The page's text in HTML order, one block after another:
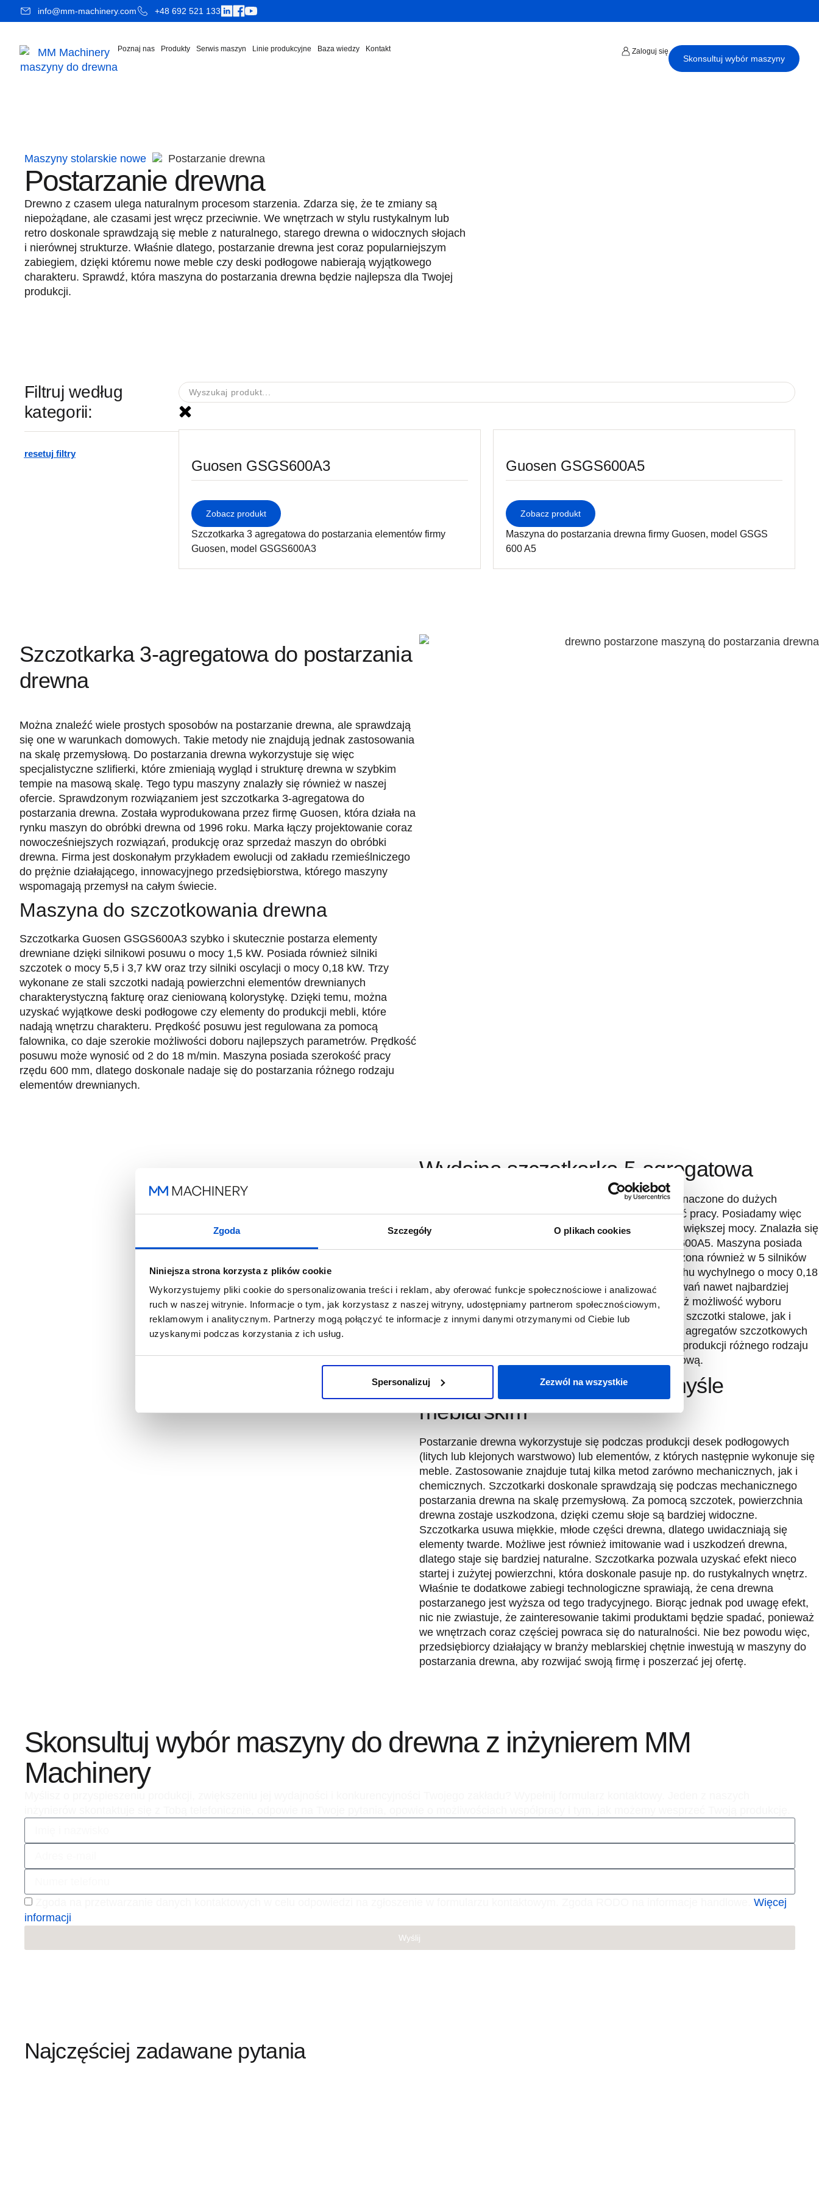
Zgoda Szczegóły O plikach cookies
Niniejsza strona korzysta z plików cookie
Wykorzystujemy pliki cookie do spersonalizowania treści i reklam, aby oferować funkcje społecznościowe i analizować
ruch w naszej witrynie. Informacje o tym, jak korzystasz z naszej witryny, udostępniamy partnerom społecznościowym,
reklamowym i analitycznym. Partnerzy mogą połączyć te informacje z innymi danymi otrzymanymi od Ciebie lub
uzyskanymi podczas korzystania z ich usług.
Spersonalizuj Zezwól na wszystkie
info@mm-machinery.com +48 692 521 133
Poznaj nas Produkty Serwis maszyn Linie produkcyjne Baza wiedzy Kontakt Zaloguj się
Skonsultuj wybór maszyny
Maszyny stolarskie nowe Postarzanie drewna
Postarzanie drewna
Drewno z czasem ulega naturalnym procesom starzenia. Zdarza się, że te zmiany są
niepożądane, ale czasami jest wręcz przeciwnie. We wnętrzach w stylu rustykalnym lub
retro doskonale sprawdzają się meble z naturalnego, starego drewna o widocznych słojach
i nierównej strukturze. Właśnie dlatego, postarzanie drewna jest coraz popularniejszym
zabiegiem, dzięki któremu nowe meble czy deski podłogowe nabierają wyjątkowego
charakteru. Sprawdź, która maszyna do postarzania drewna będzie najlepsza dla Twojej
produkcji.
Filtruj według
kategorii:
resetuj filtry
Guosen GSGS600A3
Zobacz produkt
Szczotkarka 3 agregatowa do postarzania elementów firmy
Guosen, model GSGS600A3
Guosen GSGS600A5
Zobacz produkt
Maszyna do postarzania drewna firmy Guosen, model GSGS
600 A5
Szczotkarka 3-agregatowa do postarzania
drewna
Można znaleźć wiele prostych sposobów na postarzanie drewna, ale sprawdzają
się one w warunkach domowych. Takie metody nie znajdują jednak zastosowania
na skalę przemysłową. Do postarzania drewna wykorzystuje się więc
specjalistyczne szlifierki, które zmieniają wygląd i strukturę drewna w szybkim
tempie na masową skalę. Tego typu maszyny znalazły się również w naszej
ofercie. Sprawdzonym rozwiązaniem jest szczotkarka 3-agregatowa do
postarzania drewna. Została wyprodukowana przez firmę Guosen, która działa na
rynku maszyn do obróbki drewna od 1996 roku. Marka łączy projektowanie coraz
nowocześniejszych rozwiązań, produkcję oraz sprzedaż maszyn do obróbki
drewna. Firma jest doskonałym przykładem ewolucji od zakładu rzemieślniczego
do prężnie działającego, innowacyjnego przedsiębiorstwa, którego maszyny
wspomagają przemysł na całym świecie.
Maszyna do szczotkowania drewna
Szczotkarka Guosen GSGS600A3 szybko i skutecznie postarza elementy
drewniane dzięki silnikowi posuwu o mocy 1,5 kW. Posiada również silniki
szczotek o mocy 5,5 i 3,7 kW oraz trzy silniki oscylacji o mocy 0,18 kW. Trzy
wykonane ze stali szczotki nadają powierzchni elementów drewnianych
charakterystyczną fakturę oraz cieniowaną kolorystykę. Dzięki temu, można
uzyskać wyjątkowe deski podłogowe czy elementy do produkcji mebli, które
nadają wnętrzu charakteru. Prędkość posuwu jest regulowana za pomocą
falownika, co daje szerokie możliwości doboru najlepszych parametrów. Prędkość
posuwu może wynosić od 2 do 18 m/min. Maszyna posiada szerokość pracy
rzędu 600 mm, dlatego doskonale nadaje się do postarzania różnego rodzaju
elementów drewnianych.
Wydajna szczotkarka 5-agregatowa
W naszej ofercie umieściliśmy również maszyny przeznaczone do dużych
zakładów, w których wymagana jest wysoka wydajność pracy. Posiadamy więc
różnego rodzaju maszyny marki Guosen, również te o większej mocy. Znalazła się
wśród nich szczotkarka 5-agregatowa Guosen GSGS600A5. Maszyna posiada
silnik posuwu o większej mocy: 4 kW. Została wyposażona również w 5 silników
wrzecion o mocy 7,5 lub 5,5 kW oraz 5 silników do ruchu wychylnego o mocy 0,18
kW. Szczotkarka została więc dostosowana do oczekiwań nawet najbardziej
wymagających klientów. Dużym udogodnieniem jest też możliwość wyboru
szczotek. Do dyspozycji pozostają zarówno tradycyjne szczotki stalowe, jak i
szlifujące, polerujące, czyszczące czy andalon/tylex. 5 agregatów szczotkowych
sprawia, że szczotkarka doskonale sprawdza się przy produkcji różnego rodzaju
elementów z postarzanego drewna na skalę przemysłową.
Postarzane drewno w przemyśle
meblarskim
Postarzanie drewna wykorzystuje się podczas produkcji desek podłogowych
(litych lub klejonych warstwowo) lub elementów, z których następnie wykonuje się
meble. Zastosowanie znajduje tutaj kilka metod zarówno mechanicznych, jak i
chemicznych. Szczotkarki doskonale sprawdzają się podczas mechanicznego
postarzania drewna na skalę przemysłową. Za pomocą szczotek, powierzchnia
drewna zostaje uszkodzona, dzięki czemu słoje są bardziej widoczne.
Szczotkarka usuwa miękkie, młode części drewna, dlatego uwidaczniają się
elementy twarde. Możliwe jest również imitowanie wad i uszkodzeń drewna,
dlatego staje się bardziej naturalne. Szczotkarka pozwala uzyskać efekt nieco
startej i zużytej powierzchni, która doskonale pasuje np. do rustykalnych wnętrz.
Właśnie te dodatkowe zabiegi technologiczne sprawiają, że cena drewna
postarzanego jest wyższa od tego tradycyjnego. Biorąc jednak pod uwagę efekt,
nic nie zwiastuje, że zainteresowanie takimi produktami będzie spadać, ponieważ
we wnętrzach coraz częściej powraca się do naturalności. Nie bez powodu więc,
przedsiębiorcy działający w branży meblarskiej chętnie inwestują w maszyny do
postarzania drewna, aby rozwijać swoją firmę i poszerzać jej ofertę.
Skonsultuj wybór maszyny do drewna z inżynierem MM
Machinery
Więcej
informacji
Wyślij
Najczęściej zadawane pytania